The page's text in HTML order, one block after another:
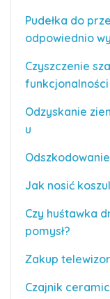
Pudełka do
odpowiednio
Czyszczenie
funkcjonalności
Odzyskanie
u
Jak nosić
Czy huśtawka
pomysł?
Zakup
Czajnik